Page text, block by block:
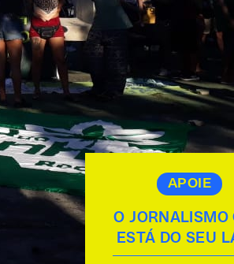
APOIE
O JORNALISMO
ESTÁ DO SEU